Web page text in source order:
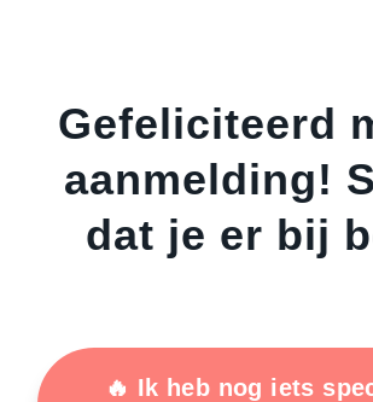
Gefeliciteerd
aanmelding!
dat je er bij
🔥 Ik heb nog iets